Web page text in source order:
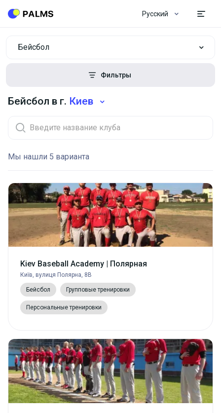
Русский
Бейсбол
Фильтры
Бейсбол в г. Киев
Мы нашли 5 варианта
Kiev Baseball Academy | Полярная
Київ, вулиця Полярна, 8В
Бейсбол Групповые тренировки
Персональные тренировки